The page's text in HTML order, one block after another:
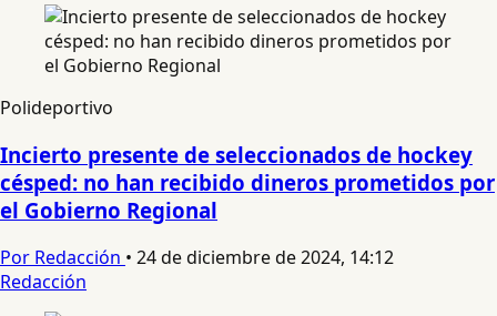
Polideportivo
Incierto presente de seleccionados de hockey
césped: no han recibido dineros prometidos por
el Gobierno Regional
Por Redacción • 24 de diciembre de 2024, 14:12
Redacción